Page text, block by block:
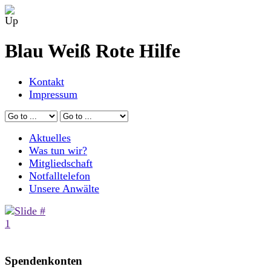
Blau Weiß Rote Hilfe
Kontakt
Impressum
Aktuelles
Was tun wir?
Mitgliedschaft
Notfalltelefon
Unsere Anwälte
Spendenkonten